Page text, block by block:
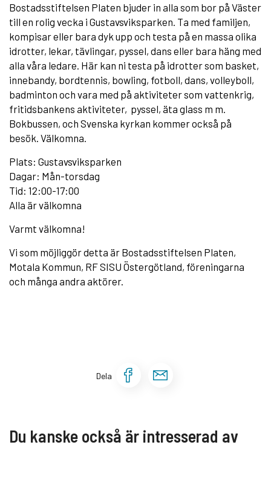
Bostadsstiftelsen Platen bjuder in alla som bor på Väster
till en rolig vecka i Gustavsviksparken. Ta med familjen,
kompisar eller bara dyk upp och testa på en massa olika
idrotter, lekar, tävlingar, pyssel, dans eller bara häng med
alla våra ledare. Här kan ni testa på idrotter som basket,
innebandy, bordtennis, bowling, fotboll, dans, volleyboll,
badminton och vara med på aktiviteter som vattenkrig,
fritidsbankens aktiviteter, pyssel, äta glass m m.
Bokbussen, och Svenska kyrkan kommer också på
besök. Välkomna.
Plats: Gustavsviksparken
Dagar: Mån-torsdag
Tid: 12:00-17:00
Alla är välkomna
Varmt välkomna!
Vi som möjliggör detta är Bostadsstiftelsen Platen,
Motala Kommun, RF SISU Östergötland, föreningarna
och många andra aktörer.
Dela Dela sidan på
Du kanske också är intresserad av